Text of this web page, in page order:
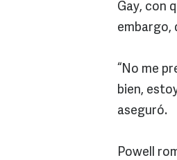
Gay, con
embargo,
“No me
bien,
aseguró.
Powell